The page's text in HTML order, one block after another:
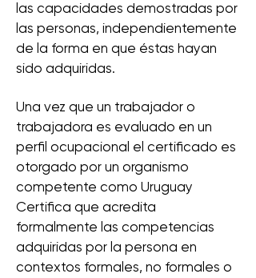
las capacidades demostradas por
las personas, independientemente
de la forma en que éstas hayan
sido adquiridas.
Una vez que un trabajador o
trabajadora es evaluado en un
perfil ocupacional el certificado es
otorgado por un organismo
competente como Uruguay
Certifica que acredita
formalmente las competencias
adquiridas por la persona en
contextos formales, no formales o